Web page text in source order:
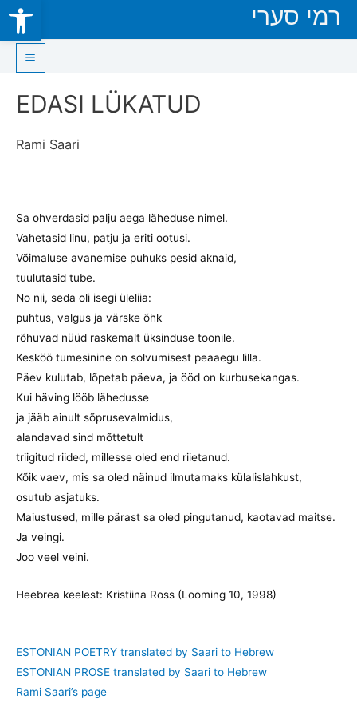
Open toolbar
Skip
רמי סערי
Main
Menu
EDASI LÜKATUD
Rami Saari
Sa ohverdasid palju aega läheduse nimel.
Vahetasid linu, patju ja eriti ootusi.
Võimaluse avanemise puhuks pesid aknaid,
tuulutasid tube.
No nii, seda oli isegi üleliia:
puhtus, valgus ja värske õhk
rõhuvad nüüd raskemalt üksinduse toonile.
Kesköö tumesinine on solvumisest peaaegu lilla.
Päev kulutab, lõpetab päeva, ja ööd on kurbusekangas.
Kui häving lööb lähedusse
ja jääb ainult sõprusevalmidus,
alandavad sind mõttetult
triigitud riided, millesse oled end riietanud.
Kõik vaev, mis sa oled näinud ilmutamaks külalislahkust,
osutub asjatuks.
Maiustused, mille pärast sa oled pingutanud, kaotavad maitse.
Ja veingi.
Joo veel veini.
Heebrea keelest: Kristiina Ross (Looming 10, 1998)
ESTONIAN POETRY translated by Saari to Hebrew
ESTONIAN PROSE translated by Saari to Hebrew
Rami Saari’s page